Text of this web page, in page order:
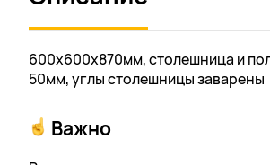
600х600х870мм, столешница и
50мм, углы столешницы заварены
Важно